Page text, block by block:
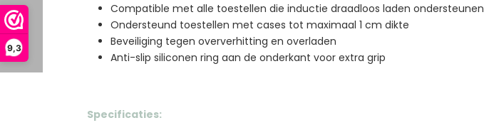
9,3
Compatible met alle toestellen die inductie draadloos laden ondersteunen
Ondersteund toestellen met cases tot maximaal 1 cm dikte
Beveiliging tegen oververhitting en overladen
Anti-slip siliconen ring aan de onderkant voor extra grip
Specificaties: